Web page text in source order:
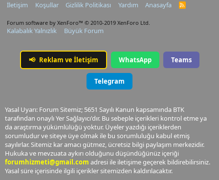
İletişim
Koşullar Gizlilik Politikası Yardım Anasayfa
R
Forum software by XenForo™ © 2010-2019 XenForo Ltd.
Kalabalık Yalnızlık Büyük Forum
📢 Reklam ve İletişim WhatsApp Teams
Telegram
Yasal Uyarı: Forum Sitemiz; 5651 Sayılı Kanun kapsamında BTK
tarafından onaylı Yer Sağlayıcı'dır. Bu sebeple içerikleri kontrol etme ya
da araştırma yükümlülüğü yoktur. Üyeler yazdığı içeriklerden
sorumludur ve siteye üye olmak ile bu sorumluluğu kabul etmiş
sayılırlar. Sitemiz kar amacı gütmez, ücretsiz bilgi paylaşım merkezidir.
Hukuka ve mevzuata aykırı olduğunu düşündüğünüz içeriği
forumhizmeti@gmail.com adresi ile iletişime geçerek bildirebilirsiniz.
Yasal süre içerisinde ilgili içerikler sitemizden kaldırılacaktır.